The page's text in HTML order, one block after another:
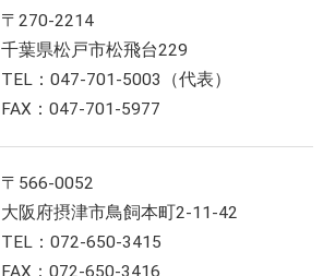
〒270-2214
千葉県松戸市松飛台229
TEL：047-701-5003（代表）
FAX：047-701-5977
〒566-0052
大阪府摂津市鳥飼本町2-11-42
TEL：072-650-3415